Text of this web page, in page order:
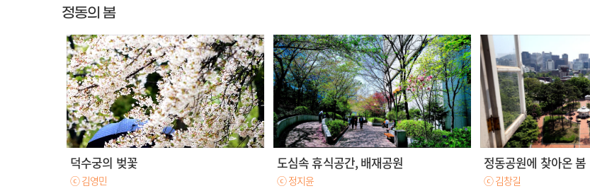
정동의 봄
덕수궁의 벚꽃
ⓒ 김영민
도심속 휴식공간, 배재공원
ⓒ 정지윤
정동공원에 찾아온 봄
ⓒ 김창길